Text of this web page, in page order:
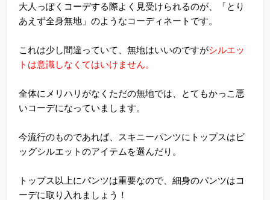
大人っぽくコーデする際よく見受けられるのが、「とり
あえず全身無地」のようなコーディネートです。
これは少し間違っていて、無地はいいのですがシルエッ
トは意識しなくてはいけません。
全体にメリハリがなくただの無地では、とてもかっこ悪
いコーデになっていまします。
今流行のものであれば、スキニーパンツにトップスはビ
ッグシルエットのアイテムを選んだり。
トップス以上にパンツは重要なので、細身のパンツはコ
ーデに取り入れましょう！